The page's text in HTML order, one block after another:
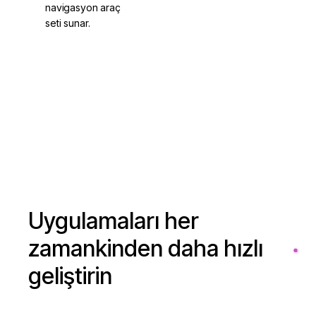
navigasyon araç
seti sunar.
Uygulamaları her
zamankinden daha hızlı
geliştirin